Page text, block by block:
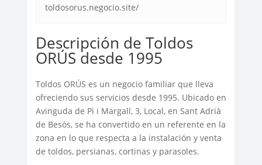
toldosorus.negocio.site/
Descripción de Toldos
ORÚS desde 1995
Toldos ORÚS es un negocio familiar que lleva
ofreciendo sus servicios desde 1995. Ubicado en
Avinguda de Pi i Margall, 3, Local, en Sant Adrià
de Besòs, se ha convertido en un referente en la
zona en lo que respecta a la instalación y venta
de toldos, persianas, cortinas y parasoles.